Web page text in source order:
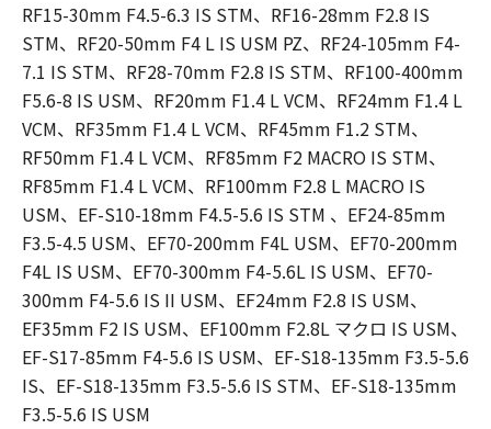
RF15-30mm F4.5-6.3 IS STM、RF16-28mm F2.8 IS
STM、RF20-50mm F4 L IS USM PZ、RF24-105mm F4-
7.1 IS STM、RF28-70mm F2.8 IS STM、RF100-400mm
F5.6-8 IS USM、RF20mm F1.4 L VCM、RF24mm F1.4 L
VCM、RF35mm F1.4 L VCM、RF45mm F1.2 STM、
RF50mm F1.4 L VCM、RF85mm F2 MACRO IS STM、
RF85mm F1.4 L VCM、RF100mm F2.8 L MACRO IS
USM、EF-S10-18mm F4.5-5.6 IS STM 、EF24-85mm
F3.5-4.5 USM、EF70-200mm F4L USM、EF70-200mm
F4L IS USM、EF70-300mm F4-5.6L IS USM、EF70-
300mm F4-5.6 IS II USM、EF24mm F2.8 IS USM、
EF35mm F2 IS USM、EF100mm F2.8L マクロ IS USM、
EF-S17-85mm F4-5.6 IS USM、EF-S18-135mm F3.5-5.6
IS、EF-S18-135mm F3.5-5.6 IS STM、EF-S18-135mm
F3.5-5.6 IS USM